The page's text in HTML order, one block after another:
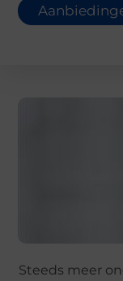
Steeds meer